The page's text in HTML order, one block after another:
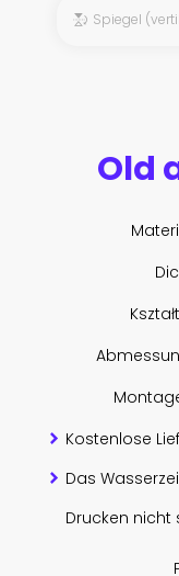
Spiegel
Old
Kształt
Kostenlose
Das
Drucken nicht